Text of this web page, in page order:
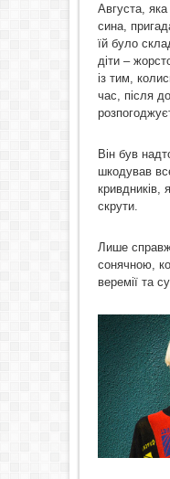
Августа,
сина,
їй було
діти –
із тим,
час, після
Він був
шкодував
кривдників,
скрути.
Лише
сонячною,
веремії та